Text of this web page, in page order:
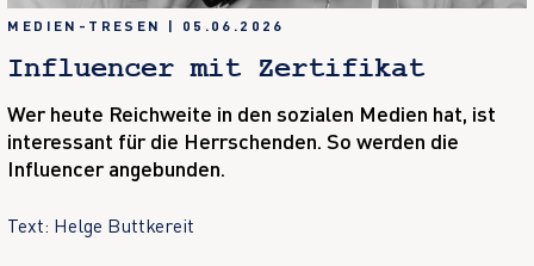
MEDIEN-TRESEN | 05.06.2026
Influencer mit Zertifikat
Wer heute Reichweite in den sozialen Medien hat, ist
interessant für die Herrschenden. So werden die
Influencer angebunden.
Text: Helge Buttkereit